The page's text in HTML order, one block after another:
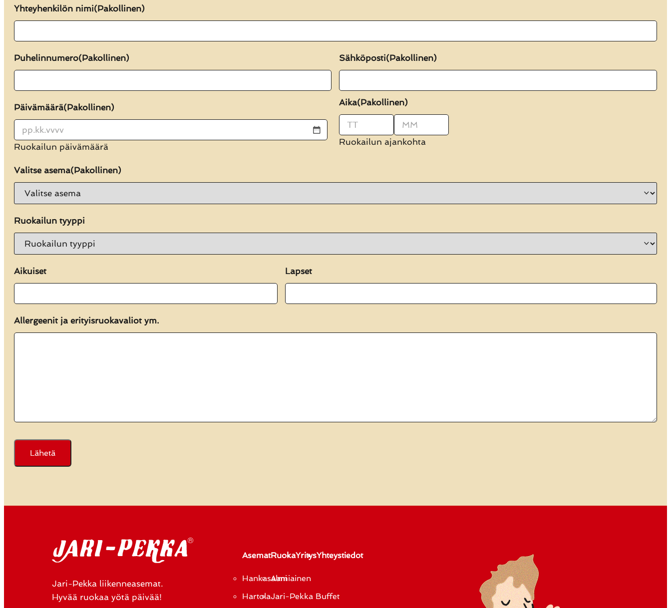
kentät
Yhteyhenkilön nimi(Pakollinen)
Puhelinnumero(Pakollinen) Sähköposti(Pakollinen)
Päivämäärä(Pakollinen)
PP
dot
dot
VVVV
Ruokailun päivämäärä
Aika(Pakollinen)
Tunnit
Minuutit
Ruokailun ajankohta
Valitse asema(Pakollinen)
Ruokailun tyyppi
Aikuiset Lapset
Allergeenit ja erityisruokavaliot ym.
Jari-Pekka liikenneasemat.
Hyvää ruokaa yötä päivää!
Asemat
Hankasalmi
Hartola
Ruoka
Aamiainen
Jari-Pekka Buffet
YritysYhteystiedot